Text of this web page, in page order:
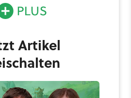
Artikel